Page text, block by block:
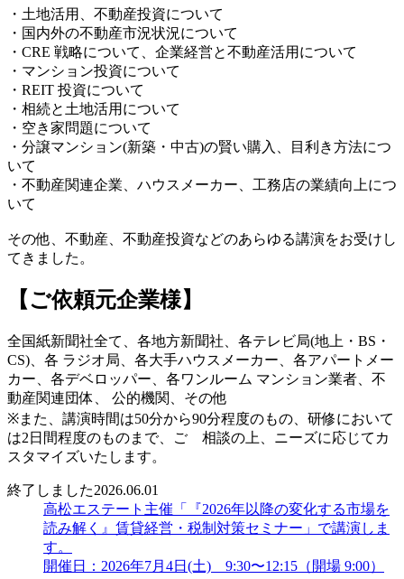
・土地活用、不動産投資について
・国内外の不動産市況状況について
・CRE 戦略について、企業経営と不動産活用について
・マンション投資について
・REIT 投資について
・相続と土地活用について
・空き家問題について
・分譲マンション(新築・中古)の賢い購入、目利き方法につ
いて
・不動産関連企業、ハウスメーカー、工務店の業績向上につ
いて
その他、不動産、不動産投資などのあらゆる講演をお受けし
てきました。
【ご依頼元企業様】
全国紙新聞社全て、各地方新聞社、各テレビ局(地上・BS・
CS)、各 ラジオ局、各大手ハウスメーカー、各アパートメー
カー、各デベロッパー、各ワンルーム マンション業者、不
動産関連団体、 公的機関、その他
※また、講演時間は50分から90分程度のもの、研修において
は2日間程度のものまで、ご゙相談の上、ニーズに応じてカ
スタマイズいたします。
終了しました2026.06.01
高松エステート主催「『2026年以降の変化する市場を
読み解く』賃貸経営・税制対策セミナー」で講演しま
す。
開催日：2026年7月4日(土) 9:30〜12:15（開場 9:00）